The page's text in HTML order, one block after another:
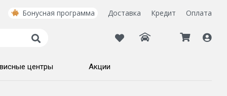
Бонусная программа Доставка Кредит Оплата
центры Акции